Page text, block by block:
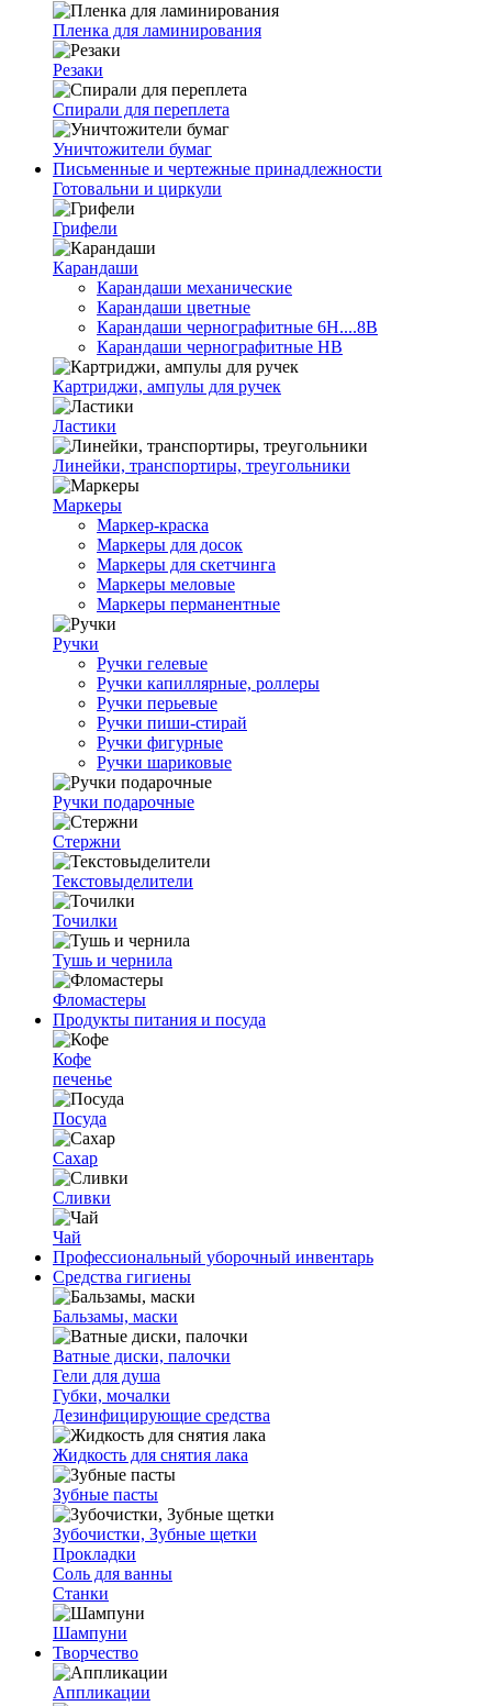
Пленка для ламинирования
Резаки
Спирали для переплета
Уничтожители бумаг
Письменные и чертежные принадлежности
Готовальни и циркули
Грифели
Карандаши
Карандаши механические
Карандаши цветные
Карандаши чернографитные 6H....8B
Карандаши чернографитные HB
Картриджи, ампулы для ручек
Ластики
Линейки, транспортиры, треугольники
Маркеры
Маркер-краска
Маркеры для досок
Маркеры для скетчинга
Маркеры меловые
Маркеры перманентные
Ручки
Ручки гелевые
Ручки капиллярные, роллеры
Ручки перьевые
Ручки пиши-стирай
Ручки фигурные
Ручки шариковые
Ручки подарочные
Стержни
Текстовыделители
Точилки
Тушь и чернила
Фломастеры
Продукты питания и посуда
Кофе
печенье
Посуда
Сахар
Сливки
Чай
Профессиональный уборочный инвентарь
Средства гигиены
Бальзамы, маски
Ватные диски, палочки
Гели для душа
Губки, мочалки
Дезинфицирующие средства
Жидкость для снятия лака
Зубные пасты
Зубочистки, Зубные щетки
Прокладки
Соль для ванны
Станки
Шампуни
Творчество
Аппликации